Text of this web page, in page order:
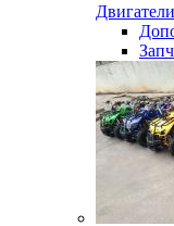
Двигатели